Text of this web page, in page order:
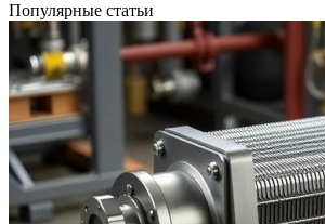
Популярные статьи